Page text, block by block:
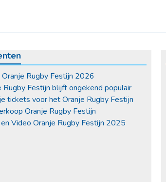
Oranje Rugby Festijn 2026
Rugby Festijn blijft ongekend populair
tickets voor het Oranje Rugby Festijn
Oranje Rugby Festijn
Video Oranje Rugby Festijn 2025